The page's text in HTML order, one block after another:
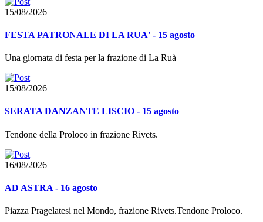
15/08/2026
FESTA PATRONALE DI LA RUA' - 15 agosto
Una giornata di festa per la frazione di La Ruà
15/08/2026
SERATA DANZANTE LISCIO - 15 agosto
Tendone della Proloco in frazione Rivets.
16/08/2026
AD ASTRA - 16 agosto
Piazza Pragelatesi nel Mondo, frazione Rivets.Tendone Proloco.